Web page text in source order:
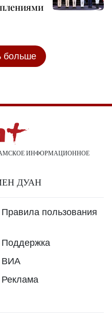
больше
ИНФОРМАЦИОННОЕ
ДУАН
Правила пользования
Поддержка
ВИА
Реклама